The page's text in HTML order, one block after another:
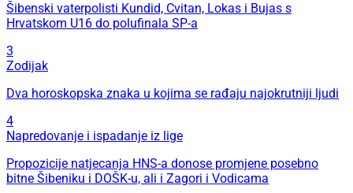
Šibenski vaterpolisti Kundid, Cvitan, Lokas i Bujas s
Hrvatskom U16 do polufinala SP-a
3
Zodijak
Dva horoskopska znaka u kojima se rađaju najokrutniji ljudi
4
Napredovanje i ispadanje iz lige
Propozicije natjecanja HNS-a donose promjene posebno
bitne Šibeniku i DOŠK-u, ali i Zagori i Vodicama